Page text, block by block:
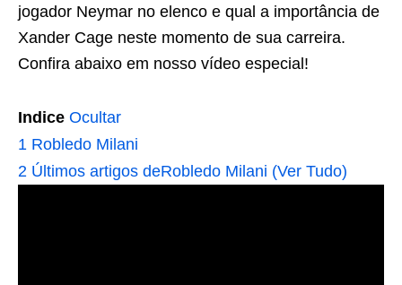
jogador Neymar no elenco e qual a importância de
Xander Cage neste momento de sua carreira.
Confira abaixo em nosso vídeo especial!
Indice Ocultar
1 Robledo Milani
2 Últimos artigos deRobledo Milani (Ver Tudo)